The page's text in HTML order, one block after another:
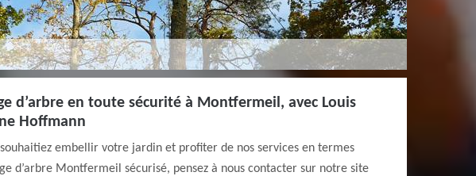
d’arbre en toute sécurité à Montfermeil, avec Louis
Hoffmann
souhaitiez embellir votre jardin et profiter de nos services en termes
d’arbre Montfermeil sécurisé, pensez à nous contacter sur notre site